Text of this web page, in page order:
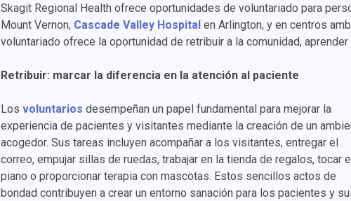
Skagit Regional Health ofrece oportunidades de voluntariado para
Mount Vernon, Cascade Valley Hospitalen Arlington, y en centros
voluntariado ofrece la oportunidad de retribuir a la comunidad,
Retribuir: marcar la diferencia en la atención al paciente
Los voluntarios desempeñan un papel fundamental para mejorar la
experiencia de pacientes y visitantes mediante la creación de un
acogedor. Sus tareas incluyen acompañar a los visitantes, entregar el
correo, empujar sillas de ruedas, trabajar en la tienda de regalos, tocar
piano o proporcionar terapia con mascotas. Estos sencillos actos de
bondad contribuyen a crear un entorno sanación para los pacientes y